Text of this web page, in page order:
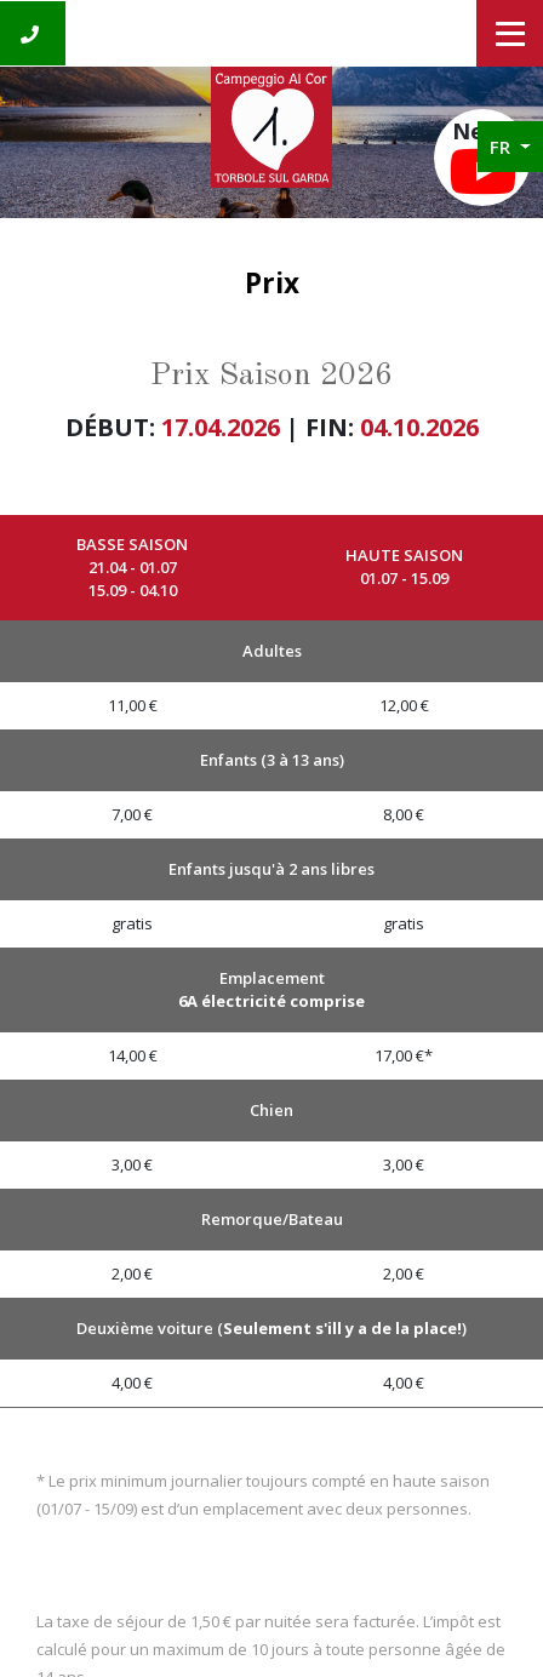
News
FR
Prix
Prix Saison 2026
DÉBUT: 17.04.2026| FIN: 04.10.2026
BASSE SAISON
21.04 - 01.07
15.09 - 04.10
HAUTE SAISON
01.07 - 15.09
Adultes
11,00 € 12,00 €
Enfants (3 à 13 ans)
7,00 € 8,00 €
Enfants jusqu'à 2 ans libres
gratis gratis
Emplacement
6A électricité comprise
14,00 € 17,00 €*
Chien
3,00 € 3,00 €
Remorque/Bateau
2,00 € 2,00 €
Deuxième voiture (Seulement s'ill y a de la place!)
4,00 € 4,00 €
* Le prix minimum journalier toujours compté en haute saison
(01/07 - 15/09) est d’un emplacement avec deux personnes.
La taxe de séjour de 1,50 € par nuitée sera facturée. L’impôt est
calculé pour un maximum de 10 jours à toute personne âgée de